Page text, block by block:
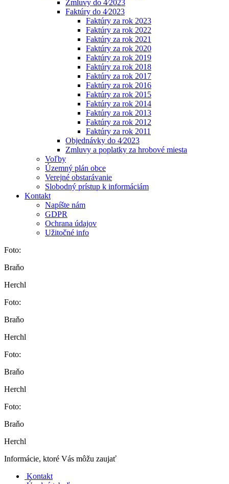
Zmluvy do 4⁄2023
Faktúry do 4⁄2023
Faktúry za rok 2023
Faktúry za rok 2022
Faktúry za rok 2021
Faktúry za rok 2020
Faktúry za rok 2019
Faktúry za rok 2018
Faktúry za rok 2017
Faktúry za rok 2016
Faktúry za rok 2015
Faktúry za rok 2014
Faktúry za rok 2013
Faktúry za rok 2012
Faktúry za rok 2011
Objednávky do 4⁄2023
Zmluvy a poplatky za hrobové miesta
Voľby
Územný plán obce
Verejné obstarávanie
Slobodný prístup k informáciám
Kontakt
Napíšte nám
GDPR
Ochrana údajov
Užitočné info
Foto:
Braňo
Herchl
Foto:
Braňo
Herchl
Foto:
Braňo
Herchl
Foto:
Braňo
Herchl
Informácie, ktoré Vás môžu zaujať
Kontakt